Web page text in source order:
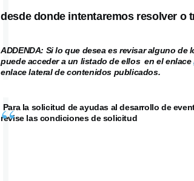
desde donde intentaremos resolver o
ADDENDA: Si lo que desea es revisar alguno
puede acceder a un listado de ellos en el enlace
enlace lateral de contenidos publicados.
Para la solicitud de ayudas al desarrollo de
revise las condiciones de solicitud